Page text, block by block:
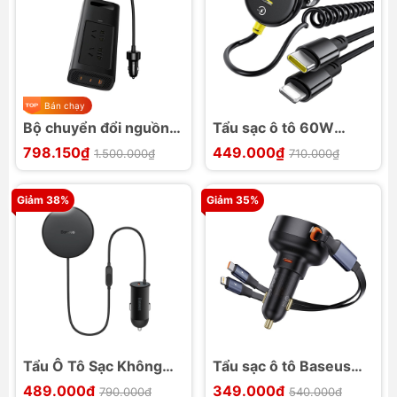
Bán chạy
Bộ chuyển đổi nguồn
điện ô tô Baseus
Power Inverter 12V ra
220V - 150W
798.150₫ 1.500.000₫
Tẩu sạc ô tô 60W
Baseus Circular Plastic
kèm cáp sạc tiện lợi
449.000₫ 710.000₫
Giảm 38%
Tẩu Ô Tô Sạc Không
Dây Từ Tính Magsafe
489.000₫ 790.000₫
Giảm 35%
Tẩu sạc ô tô Baseus
Enjoyment Pro 60W
349.000₫ 540.000₫